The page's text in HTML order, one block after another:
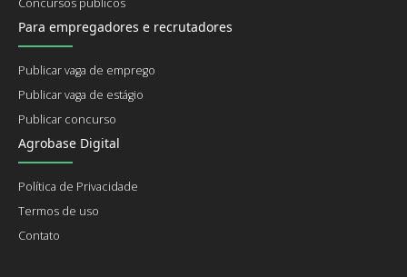
Concursos públicos
Para empregadores e recrutadores
Publicar vaga de emprego
Publicar vaga de estágio
Publicar concurso
Agrobase Digital
Política de Privacidade
Termos de uso
Contato